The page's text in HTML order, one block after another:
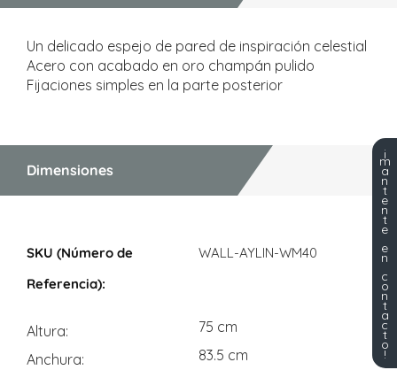
Un delicado espejo de pared de inspiración celestial
Acero con acabado en oro champán pulido
Fijaciones simples en la parte posterior
Dimensiones
WALL-AYLIN-WM40
Altura
75 cm
Anchura
83.5 cm
¡
m
a
n
t
e
n
t
e
e
n
c
o
n
t
a
c
t
o
!